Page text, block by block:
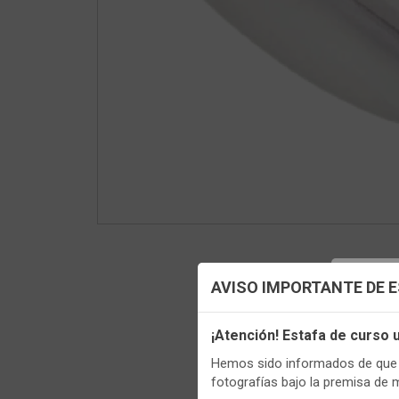
AVISO IMPORTANTE DE
¡Atención! Estafa de curso
Hemos sido informados de
fotografías bajo la premisa de